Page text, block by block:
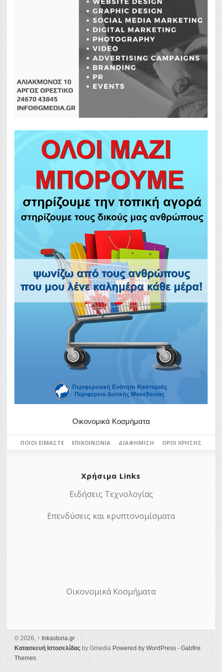
Οικονομικά Κοσμήματα
ΠΟΙΟΙ ΕΊΜΑΣΤΕ ΕΠΙΚΟΙΝΩΝΊΑ ΔΙΑΦΉΜΙΣΗ ΌΡΟΙ ΧΡΉΣΗΣ
Χρήσιμα Links
Ειδήσεις Τεχνολογίας
Επενδύσεις και κρυπτονομίσματα
Οικονομικά Κοσμήματα
© 2026, ↑ Ιnkastoria.gr
Κατασκευή Ιστοσελίδας by Gmedia Powered by WordPress - Gabfire
Themes